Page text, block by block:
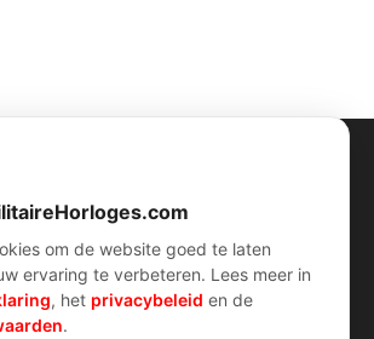
Info
Wijnstraat 75 3311 BT Dordrecht
Nederland
74829491
om de website goed te laten
ervaring te verbeteren. Lees meer in
, het privacybeleid en de
.